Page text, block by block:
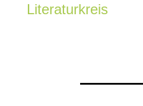
Literaturkreis